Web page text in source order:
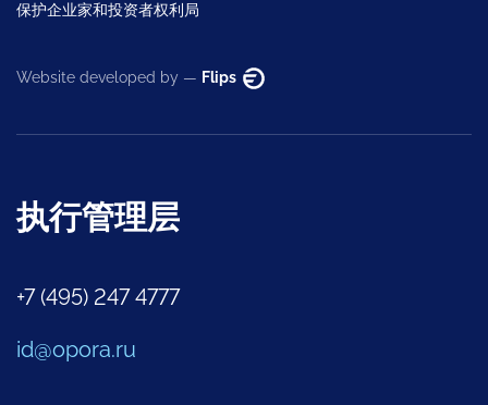
保护企业家和投资者权利局
Website developed by — Flips
执行管理层
+7 (495) 247 4777
id@opora.ru